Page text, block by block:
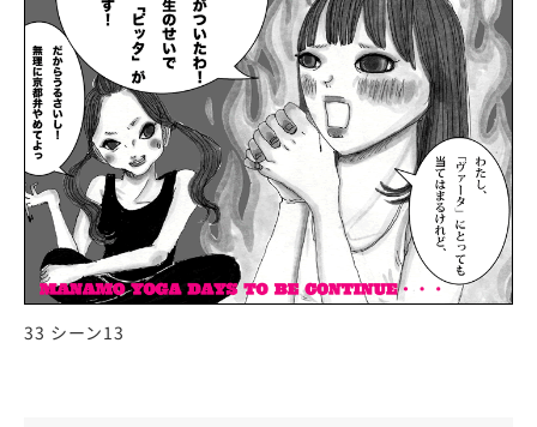
33 シーン13